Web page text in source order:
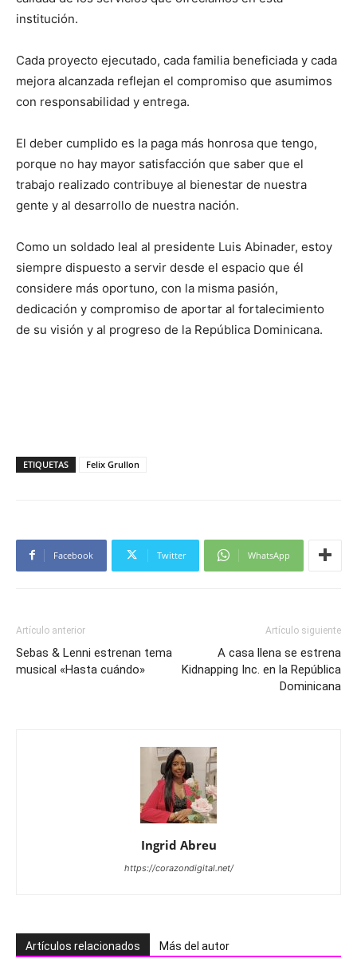
institución.
Cada proyecto ejecutado, cada familia beneficiada y cada
mejora alcanzada reflejan el compromiso que asumimos
con responsabilidad y entrega.
El deber cumplido es la paga más honrosa que tengo,
porque no hay mayor satisfacción que saber que el
trabajo realizado contribuye al bienestar de nuestra
gente y al desarrollo de nuestra nación.
Como un soldado leal al presidente Luis Abinader, estoy
siempre dispuesto a servir desde el espacio que él
considere más oportuno, con la misma pasión,
dedicación y compromiso de aportar al fortalecimiento
de su visión y al progreso de la República Dominicana.
ETIQUETAS Felix Grullon
Facebook Twitter WhatsApp
Artículo anterior
Sebas & Lenni estrenan tema
musical «Hasta cuándo»
Artículo siguiente
A casa llena se estrena
Kidnapping Inc. en la República
Dominicana
Ingrid Abreu
https://corazondigital.net/
Artículos relacionados Más del autor